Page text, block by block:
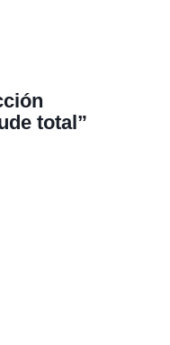
total”